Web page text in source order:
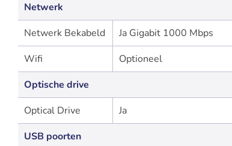
Netwerk
Netwerk Bekabeld
Ja Gigabit 1000 Mbps
Wifi
Optioneel
Optische drive
Optical Drive
Ja
USB poorten